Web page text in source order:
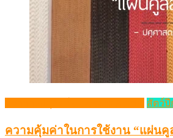
สัตว์ปี
ความคุ้มค่าในการใช้งาน “แผ่นคู